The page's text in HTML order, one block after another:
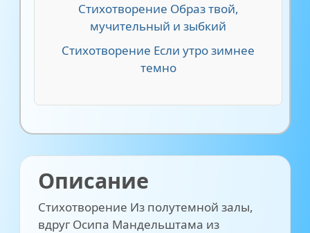
Стихотворение Образ твой,
мучительный и зыбкий
Стихотворение Если утро зимнее
темно
Описание
Стихотворение Из полутемной залы,
вдруг Осипа Мандельштама из